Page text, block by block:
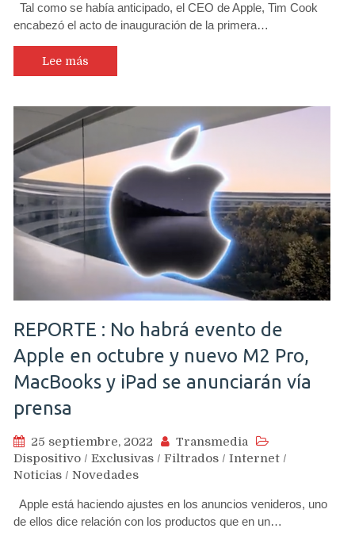
Tal como se había anticipado, el CEO de Apple, Tim Cook
encabezó el acto de inauguración de la primera…
Lee más
REPORTE : No habrá evento de
Apple en octubre y nuevo M2 Pro,
MacBooks y iPad se anunciarán vía
prensa
25 septiembre, 2022
Transmedia
Dispositivo / Exclusivas / Filtrados / Internet /
Noticias / Novedades
Apple está haciendo ajustes en los anuncios venideros, uno
de ellos dice relación con los productos que en un…